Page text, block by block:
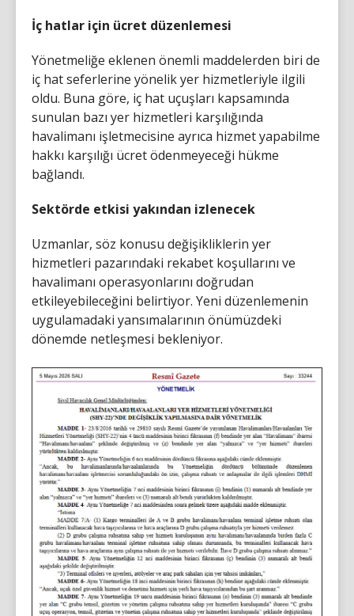
İç hatlar için ücret düzenlemesi
Yönetmeliğe eklenen önemli maddelerden biri de
iç hat seferlerine yönelik yer hizmetleriyle ilgili
oldu. Buna göre, iç hat uçuşları kapsamında
sunulan bazı yer hizmetleri karşılığında
havalimanı işletmecisine ayrıca hizmet yapabilme
hakkı karşılığı ücret ödenmeyeceği hükme
bağlandı.
Sektörde etkisi yakından izlenecek
Uzmanlar, söz konusu değişikliklerin yer
hizmetleri pazarındaki rekabet koşullarını ve
havalimanı operasyonlarını doğrudan
etkileyebileceğini belirtiyor. Yeni düzenlemenin
uygulamadaki yansımalarının önümüzdeki
dönemde netleşmesi bekleniyor.